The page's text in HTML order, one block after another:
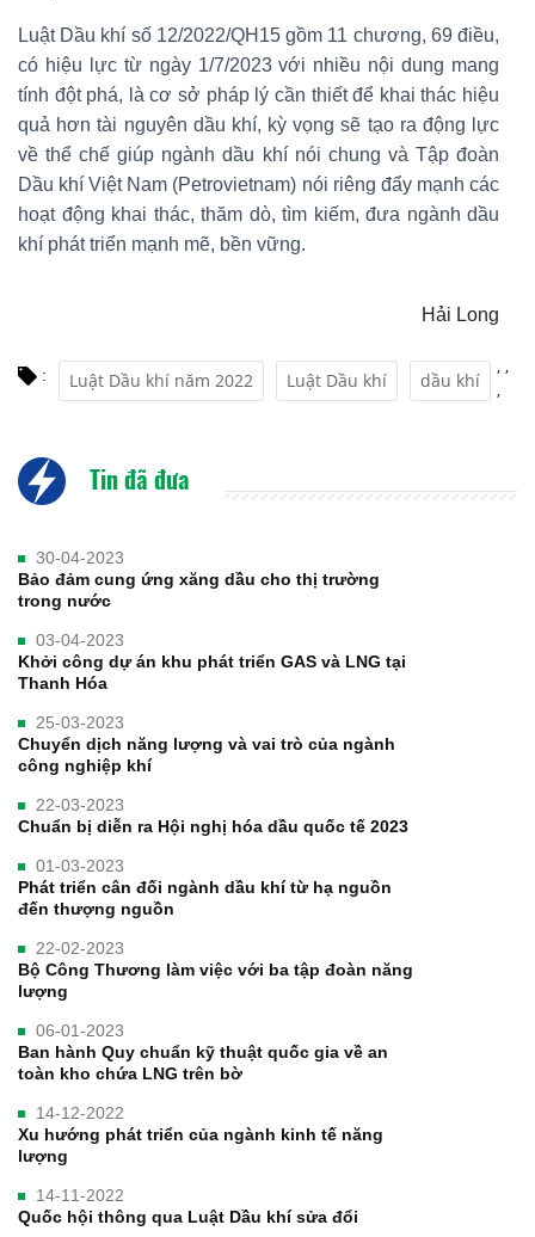
Luật Dầu khí số 12/2022/QH15 gồm 11 chương, 69 điều,
có hiệu lực từ ngày 1/7/2023 với nhiều nội dung mang
tính đột phá, là cơ sở pháp lý cần thiết để khai thác hiệu
quả hơn tài nguyên dầu khí, kỳ vọng sẽ tạo ra động lực
về thể chế giúp ngành dầu khí nói chung và Tập đoàn
Dầu khí Việt Nam (Petrovietnam) nói riêng đẩy mạnh các
hoạt động khai thác, thăm dò, tìm kiếm, đưa ngành dầu
khí phát triển mạnh mẽ, bền vững.
Hải Long
: Luật Dầu khí năm 2022
,
Luật Dầu khí
,
dầu khí ,
Tin đã đưa
30-04-2023
Bảo đảm cung ứng xăng dầu cho thị trường
trong nước
03-04-2023
Khởi công dự án khu phát triển GAS và LNG tại
Thanh Hóa
25-03-2023
Chuyển dịch năng lượng và vai trò của ngành
công nghiệp khí
22-03-2023
Chuẩn bị diễn ra Hội nghị hóa dầu quốc tế 2023
01-03-2023
Phát triển cân đối ngành dầu khí từ hạ nguồn
đến thượng nguồn
22-02-2023
Bộ Công Thương làm việc với ba tập đoàn năng
lượng
06-01-2023
Ban hành Quy chuẩn kỹ thuật quốc gia về an
toàn kho chứa LNG trên bờ
14-12-2022
Xu hướng phát triển của ngành kinh tế năng
lượng
14-11-2022
Quốc hội thông qua Luật Dầu khí sửa đổi